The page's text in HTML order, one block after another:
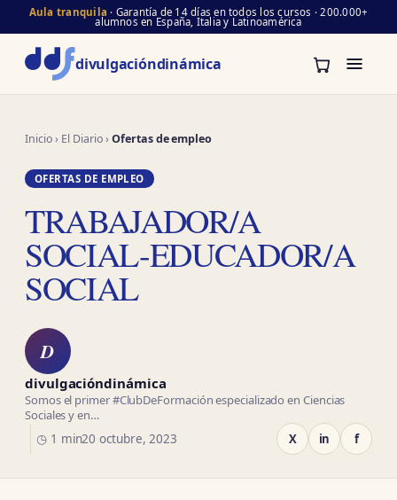
Aula tranquila · Garantía de 14 días en todos los cursos · 200.000+
alumnos en España, Italia y Latinoamérica
divulgacióndinámica
Inicio› El Diario›Ofertas de empleo
OFERTAS DE EMPLEO
TRABAJADOR/A
SOCIAL-EDUCADOR/A
SOCIAL
D
divulgacióndinámica
Somos el primer #ClubDeFormación especializado en Ciencias
Sociales y en…
◷ 1 min20 octubre, 2023 X in f